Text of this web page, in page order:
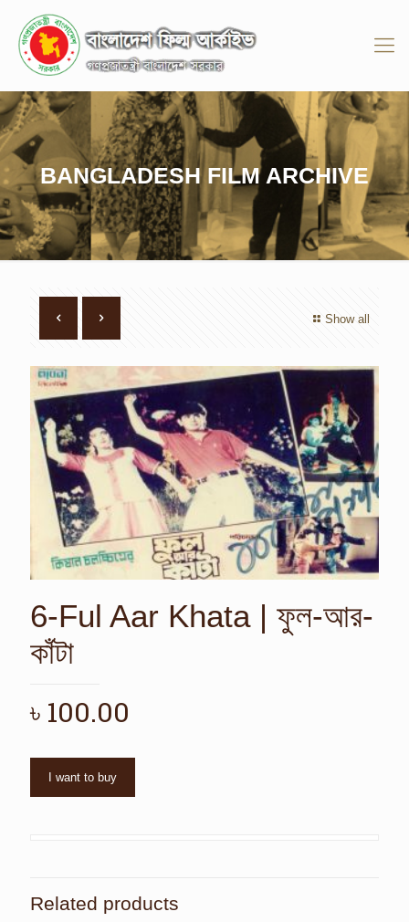
BANGLADESH FILM ARCHIVE
Show all
6-Ful Aar Khata | ফুল-আর-
কাঁটা
৳ 100.00
I want to buy
Related products